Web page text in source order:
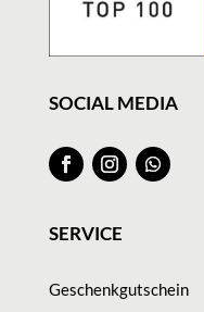
SOCIAL MEDIA
SERVICE
Geschenkgutschein